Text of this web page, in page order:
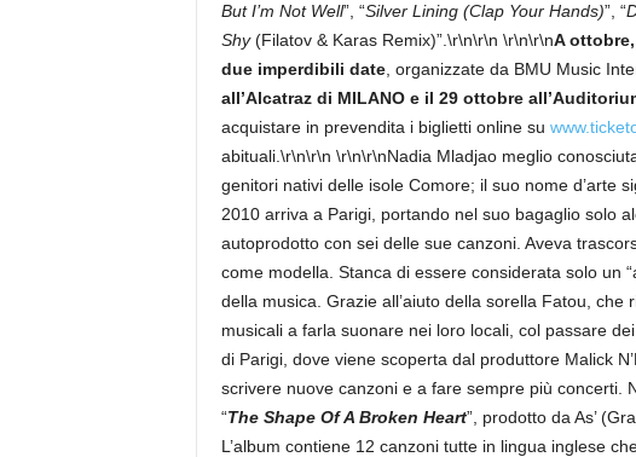
But I’m Not Well”, “Silver Lining (Clap Your Hands)”, “
Shy(Filatov & Karas Remix)”.\r\n\r\n \r\n\r\nA
due imperdibili date, organizzate da BMU Music
all’Alcatraz di MILANO e il 29 ottobre
acquistare in prevendita i biglietti online su
abituali.\r\n\r\n \r\n\r\nNadia Mladjao meglio
genitori nativi delle isole Comore; il suo nome d’arte
2010 arriva a Parigi, portando nel suo bagaglio solo
autoprodotto con sei delle sue canzoni. Aveva
come modella. Stanca di essere considerata solo un
della musica. Grazie all’aiuto della sorella Fatou,
musicali a farla suonare nei loro locali, col passare
di Parigi, dove viene scoperta dal produttore Malick
scrivere nuove canzoni e a fare sempre più concerti.
“The Shape Of A Broken Heart”, prodotto da As’
L’album contiene 12 canzoni tutte in lingua inglese